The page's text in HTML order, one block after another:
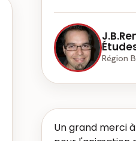
Région
Un grand merci